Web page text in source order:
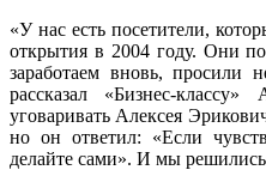
«У нас есть посетители,
открытия в 2004 году. Они
заработаем вновь, просили
рассказал «Бизнес-
уговаривать Алексея
но он ответил: «Если
делайте сами». И мы